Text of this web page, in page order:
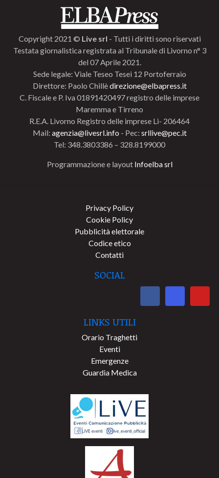
Copyright 2021 © Live srl - Tutti i diritti sono riservati
Testata giornalistica registrata al Tribunale di Livorno n° 3
del 07 Aprile 2021.
Sede legale: Viale Teseo Tesei 12 Portoferraio
Direttore: Paolo Chillèdirezione@elbapress.it
C. Fiscale e P. Iva 01891420497 registro delle imprese
Maremma e Tirreno
R.E.A. Livorno Registro delle imprese Li- 206464
Mail: agenzia@livesrl.info - Pec: srllive@pec.it
Tel: 348.3803386 – 328.8199000
Programmazione e layout Infoelba srl
Privacy Policy
Cookie Policy
Pubblicità elettorale
Codice etico
Contatti
SOCIAL
LINKS UTILI
Orario Traghetti
Eventi
Emergenze
Guardia Medica